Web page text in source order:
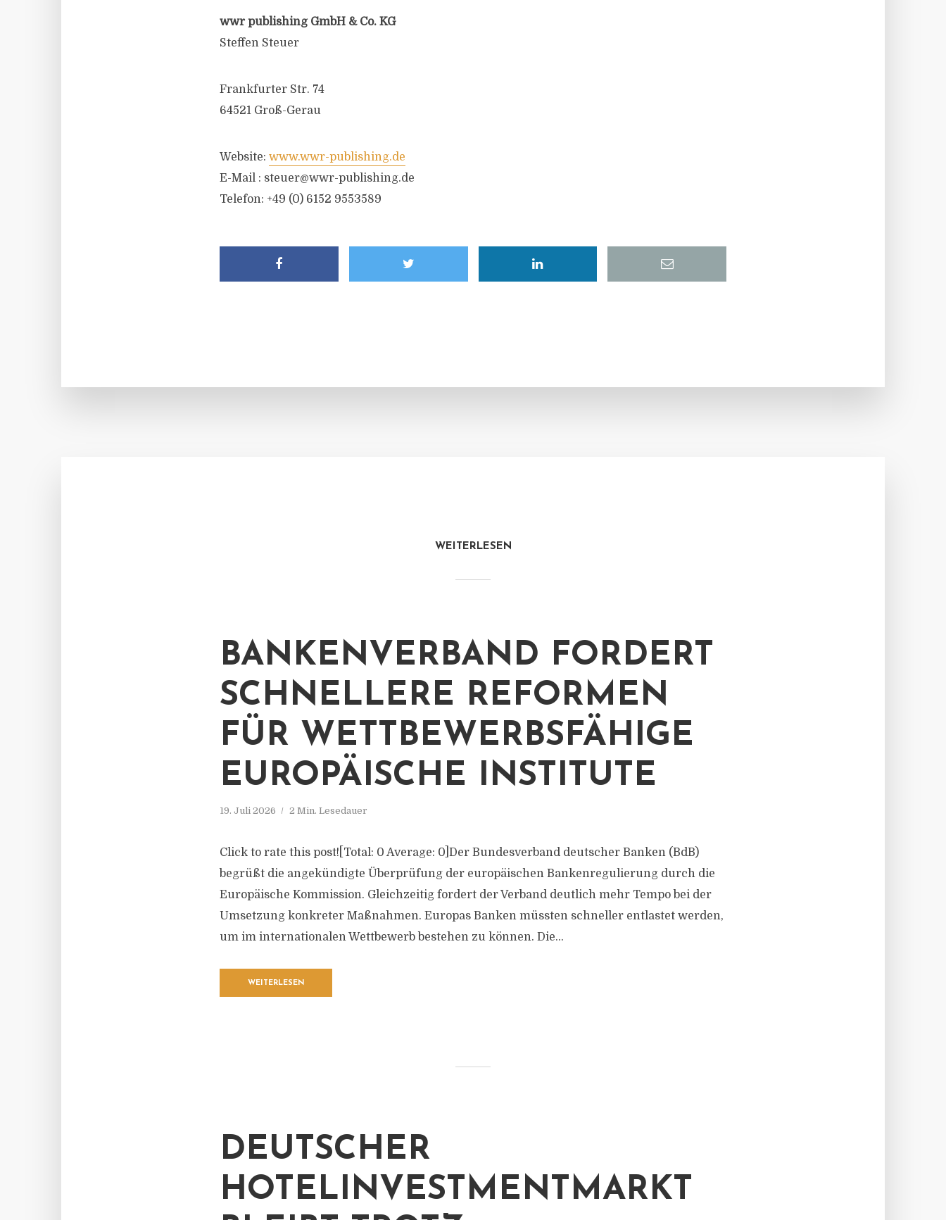
wwr publishing GmbH & Co. KG
Steffen Steuer
Frankfurter Str. 74
64521 Groß-Gerau
Website: www.wwr-publishing.de
E-Mail : steuer@wwr-publishing.de
Telefon: +49 (0) 6152 9553589
WEITERLESEN
BANKENVERBAND FORDERT
SCHNELLERE REFORMEN
FÜR WETTBEWERBSFÄHIGE
EUROPÄISCHE INSTITUTE
19. Juli 2026 2 Min. Lesedauer
Click to rate this post![Total: 0 Average: 0]Der Bundesverband deutscher Banken (BdB)
begrüßt die angekündigte Überprüfung der europäischen Bankenregulierung durch die
Europäische Kommission. Gleichzeitig fordert der Verband deutlich mehr Tempo bei der
Umsetzung konkreter Maßnahmen. Europas Banken müssten schneller entlastet werden,
um im internationalen Wettbewerb bestehen zu können. Die...
WEITERLESEN
DEUTSCHER
HOTELINVESTMENTMARKT